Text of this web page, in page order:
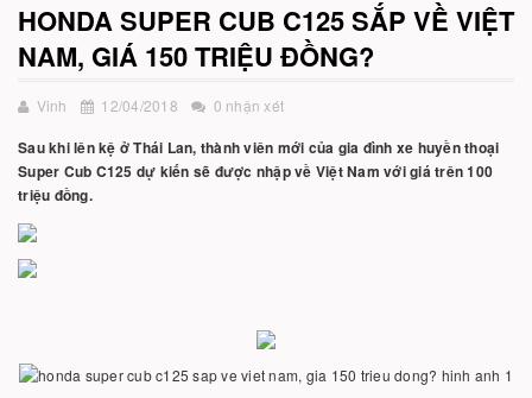
HONDA SUPER CUB C125 SẮP VỀ VIỆT
NAM, GIÁ 150 TRIỆU ĐỒNG?
Vinh 12/04/2018 0 nhận xét
Sau khi lên kệ ở Thái Lan, thành viên mới của gia đình xe huyền thoại
Super Cub C125 dự kiến sẽ được nhập về Việt Nam với giá trên 100
triệu đồng.